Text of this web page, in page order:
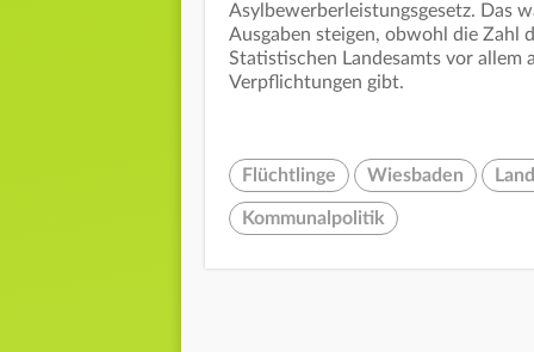
Asylbewerberleistungsgesetz. Das
Ausgaben steigen, obwohl die Zahl
Statistischen Landesamts vor
Verpflichtungen gibt.
Flüchtlinge Wiesbaden
Kommunalpolitik